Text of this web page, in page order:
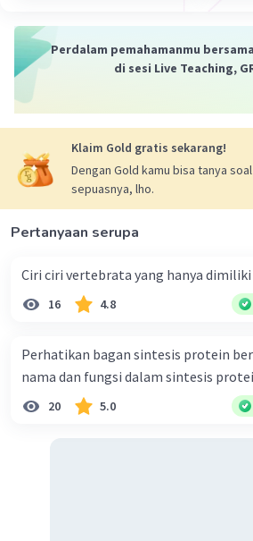
Perdalam pemahamanmu
di sesi Live Teaching,
Klaim Gold gratis sekarang!
Dengan Gold kamu bisa tanya
sepuasnya, lho.
Pertanyaan serupa
Ciri ciri vertebrata yang hanya dimiliki
16 4.8
Perhatikan bagan sintesis protein berikut! a.
nama dan fungsi dalam sintesis
20 5.0